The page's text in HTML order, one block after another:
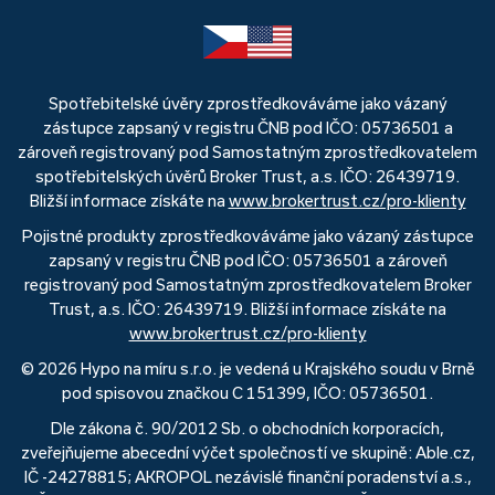
Spotřebitelské úvěry zprostředkováváme jako vázaný
zástupce zapsaný v registru ČNB pod IČO: 05736501 a
zároveň registrovaný pod Samostatným zprostředkovatelem
spotřebitelských úvěrů Broker Trust, a.s. IČO: 26439719.
Bližší informace získáte na www.brokertrust.cz/pro-klienty
Pojistné produkty zprostředkováváme jako vázaný zástupce
zapsaný v registru ČNB pod IČO: 05736501 a zároveň
registrovaný pod Samostatným zprostředkovatelem Broker
Trust, a.s. IČO: 26439719. Bližší informace získáte na
www.brokertrust.cz/pro-klienty
© 2026 Hypo na míru s.r.o. je vedená u Krajského soudu v Brně
pod spisovou značkou C 151399, IČO: 05736501.
Dle zákona č. 90/2012 Sb. o obchodních korporacích,
zveřejňujeme abecední výčet společností ve skupině: Able.cz,
IČ -24278815; AKROPOL nezávislé finanční poradenství a.s.,